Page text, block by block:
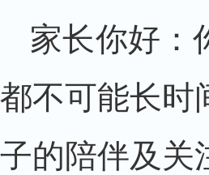
家长你好：
都不可能长时
子的陪伴及关